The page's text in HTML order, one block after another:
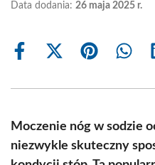
Data dodania: 26 maja 2025 r.
Share
Share
(Twitter)
Share Share
Moczenie nóg w sodzie
niezwykle skuteczny